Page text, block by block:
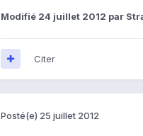
Modifié 24 juillet 2012 par
Citer
Posté(e) 25 juillet 2012